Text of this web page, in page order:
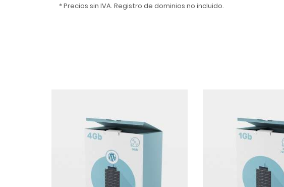
* Precios sin IVA. Registro de dominios no incluido.